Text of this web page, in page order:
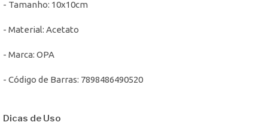
- Tamanho: 10x10cm
- Material: Acetato
- Marca: OPA
- Código de Barras: 7898486490520
Dicas de Uso